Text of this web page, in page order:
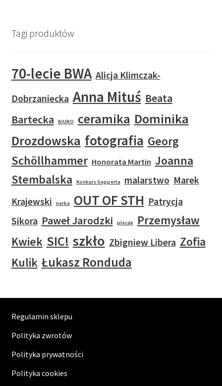
Tagi produktów
70-lecie BWA Alicja Klimczak-
Dobrzaniecka Anna Mituś Beata
Bartecka
BIURO ceramika Dominika
Drozdowska fotografia Georg
Schöllhammer Honorata Martin Joanna
Stembalska
Konkurs Gepperta malarstwo Marek
Krajewski
nerka OUT OF STH Patrycja
Sikora Paweł Jarodzki plecak
Przemysław
Kwiek SIC! szkło Zbigniew Libera Zofia
Kulik Łukasz Ronduda
Regulamin sklepu
Polityka zwrotów
Polityka prywatności
Polityka cookies